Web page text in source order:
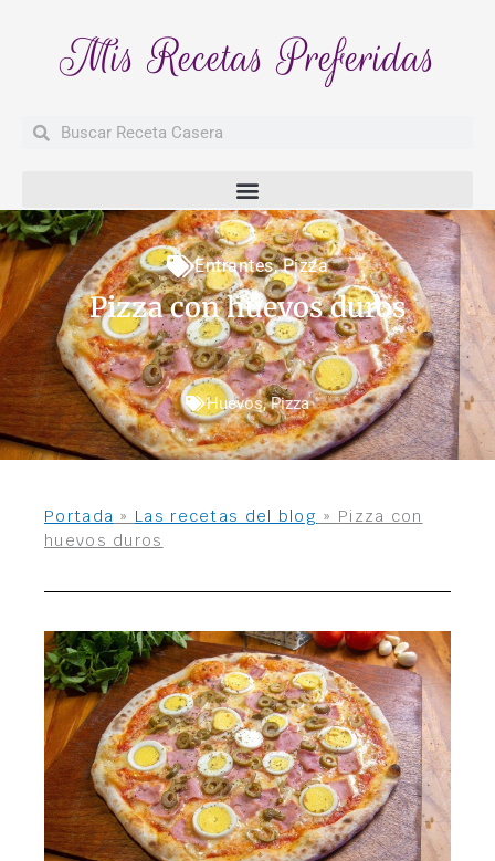
Mis Recetas Preferidas
BuscarBuscar
Entrantes,Pizza
Pizza con huevos duros
Huevos,Pizza
Portada » Las recetas del blog » Pizza con
huevos duros